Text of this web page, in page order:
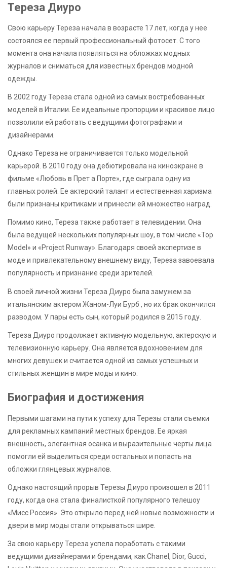
Тереза Диуро
Свою карьеру Тереза начала в возрасте 17 лет, когда у нее
состоялся ее первый профессиональный фотосет. С того
момента она начала появляться на обложках модных
журналов и сниматься для известных брендов модной
одежды.
В 2002 году Тереза стала одной из самых востребованных
моделей в Италии. Ее идеальные пропорции и красивое лицо
позволили ей работать с ведущими фотографами и
дизайнерами.
Однако Тереза не ограничивается только модельной
карьерой. В 2010 году она дебютировала на киноэкране в
фильме «Любовь в Прет а Порте», где сыграла одну из
главных ролей. Ее актерский талант и естественная харизма
были признаны критиками и принесли ей множество наград.
Помимо кино, Тереза также работает в телевидении. Она
была ведущей нескольких популярных шоу, в том числе «Top
Model» и «Project Runway». Благодаря своей экспертизе в
моде и привлекательному внешнему виду, Тереза завоевала
популярность и признание среди зрителей.
В своей личной жизни Тереза Диуро была замужем за
итальянским актером Жаном-Луи Бурб , но их брак окончился
разводом. У пары есть сын, который родился в 2015 году.
Тереза Диуро продолжает активную модельную, актерскую и
телевизионную карьеру. Она является вдохновением для
многих девушек и считается одной из самых успешных и
стильных женщин в мире моды и кино.
Биография и достижения
Первыми шагами на пути к успеху для Терезы стали съемки
для рекламных кампаний местных брендов. Ее яркая
внешность, элегантная осанка и выразительные черты лица
помогли ей выделиться среди остальных и попасть на
обложки глянцевых журналов.
Однако настоящий прорыв Терезы Диуро произошел в 2011
году, когда она стала финалисткой популярного телешоу
«Мисс Россия». Это открыло перед ней новые возможности и
двери в мир моды стали открываться шире.
За свою карьеру Тереза успела поработать с такими
ведущими дизайнерами и брендами, как Chanel, Dior, Gucci,